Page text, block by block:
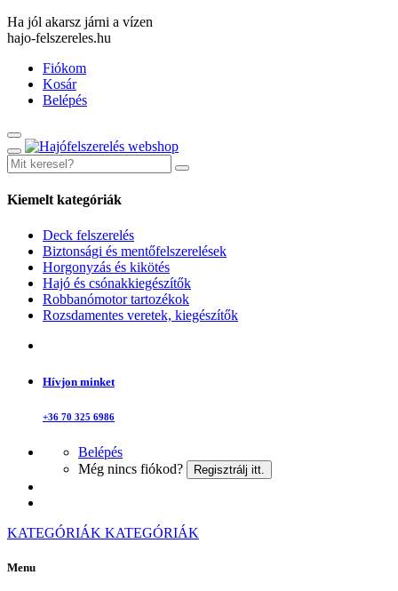
Ha jól akarsz járni a vízen
hajo-felszereles.hu
Fiókom
Kosár
Belépés
Kiemelt kategóriák
Deck felszerelés
Biztonsági és mentőfelszerelések
Horgonyzás és kikötés
Hajó és csónakkiegészítők
Robbanómotor tartozékok
Rozsdamentes veretek, kiegészítők
Hívjon minket
+36 70 325 6986
Belépés
Még nincs fiókod?
Regisztrálj itt.
KATEGÓRIÁK KATEGÓRIÁK
Menu